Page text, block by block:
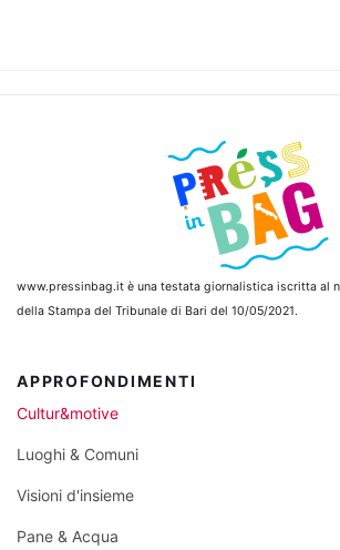
www.pressinbag.it è una testata giornalistica iscritta al
della Stampa del Tribunale di Bari del 10/05/2021.
APPROFONDIMENTI
Cultur&motive
Luoghi & Comuni
Visioni d'insieme
Pane & Acqua